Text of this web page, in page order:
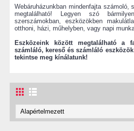
Webáruházunkban mindenfajta számoló,
megtalálható! Legyen szó
szerszámokban, eszközökben
otthoni, házi, műhelyben, vagy napi
Eszközeink között megtalálható a
számláló, kereső és számláló
tekintse meg kínálatunk!